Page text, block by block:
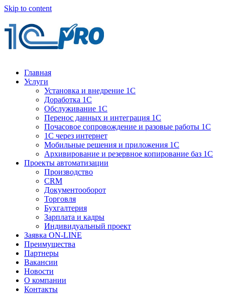
Skip to content
Главная
Услуги
Установка и внедрение 1С
Доработка 1С
Обслуживание 1С
Перенос данных и интеграция 1С
Почасовое сопровождение и разовые работы 1С
1С через интернет
Мобильные решения и приложения 1С
Архивирование и резервное копирование баз 1С
Проекты автоматизации
Производство
CRM
Документооборот
Торговля
Бухгалтерия
Зарплата и кадры
Индивидуальный проект
Заявка ON-LINE
Преимущества
Партнеры
Вакансии
Новости
О компании
Контакты